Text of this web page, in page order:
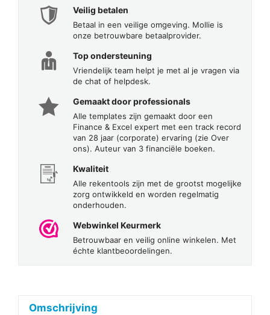
Veilig betalen
Betaal in een veilige omgeving. Mollie is
onze betrouwbare betaalprovider.
Top ondersteuning
Vriendelijk team helpt je met al je vragen via
de chat of helpdesk.
Gemaakt door professionals
Alle templates zijn gemaakt door een
Finance & Excel expert met een track record
van 28 jaar (corporate) ervaring (zie Over
ons). Auteur van 3 financiële boeken.
Kwaliteit
Alle rekentools zijn met de grootst mogelijke
zorg ontwikkeld en worden regelmatig
onderhouden.
Webwinkel Keurmerk
Betrouwbaar en veilig online winkelen. Met
échte klantbeoordelingen.
Omschrijving